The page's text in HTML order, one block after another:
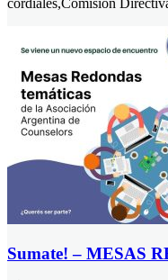
Sumate! – MESAS